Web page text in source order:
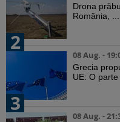
Drona
România, ...
2
08 Aug. -
Grecia
UE: O parte
3
08 Aug. -